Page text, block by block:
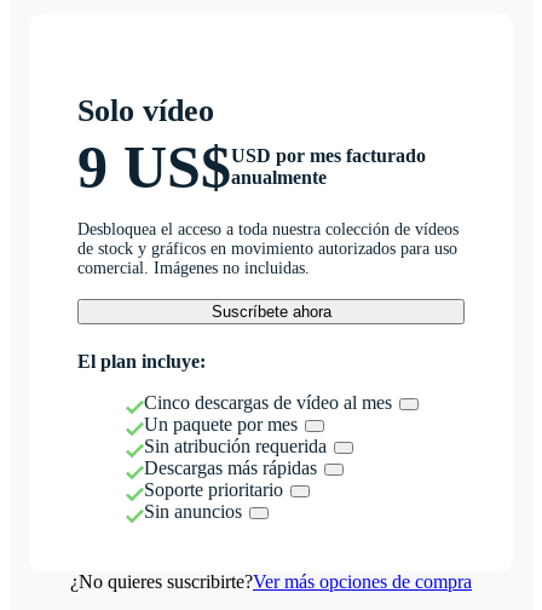
Solo vídeo
9 US$USD por mes facturado
anualmente
Desbloquea el acceso a toda nuestra colección de vídeos
de stock y gráficos en movimiento autorizados para uso
comercial. Imágenes no incluidas.
Suscríbete ahora
El plan incluye:
Cinco descargas de vídeo al mes
Un paquete por mes
Sin atribución requerida
Descargas más rápidas
Soporte prioritario
Sin anuncios
¿No quieres suscribirte?Ver más opciones de compra